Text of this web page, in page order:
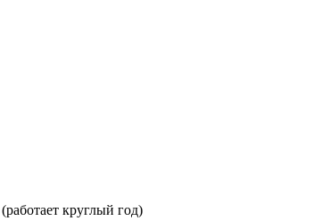
круглый год)